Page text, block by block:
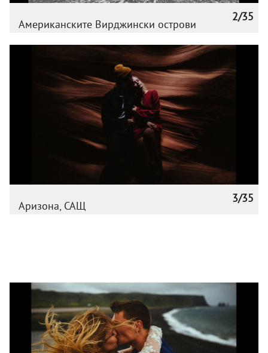
2/35
Американските Вирджински острови
3/35
Аризона, САЩ